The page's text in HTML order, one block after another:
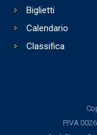
Biglietti
Calendario
Classifica
P.IVA